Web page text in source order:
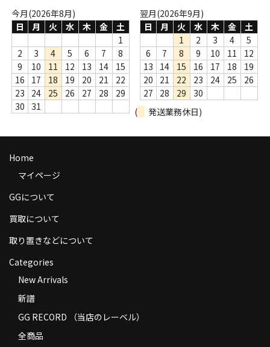
Webのみ no.4
売り切れ
Help
送料
商品の発送
お支払い方法
返品
特定商取引法に基づく表示
Contact
今月(2026年8月)
日
月 火 水 木 金
土
1
2
3 4 5 6 7
8
9
10 11 12 13 14
15
16
17 18 19 20 21
22
23
24 25 26 27 28
29
30
31
翌月(2026年9月)
日
月 火 水 木 金
土
1
2 3 4
5
6
7 8 9 10 11
12
13
14 15 16 17 18
19
20
21 22 23 24 25
26
27
28 29
30
(
発送業務休日)
Home
マイページ
GGについて
買取について
取り置きなどについて
Categories
New Arrivals
新譜
GG RECORD （当店のレーベル）
全商品